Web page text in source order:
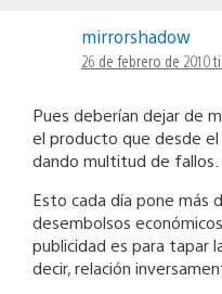
mirrorshadow
26 de febrero de 2010
Pues deberían dejar de
el producto que desde
dando multitud de fallos.
Esto cada día pone más
desembolsos
publicidad es para tapar
decir, relación